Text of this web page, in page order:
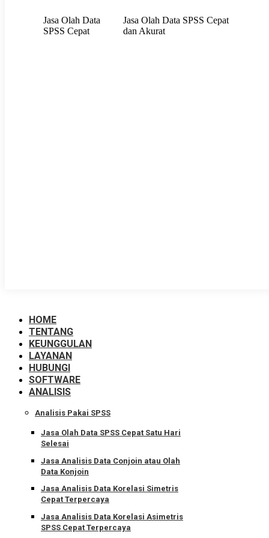
Jasa Olah Data
SPSS Cepat
Jasa Olah Data SPSS Cepat
dan Akurat
HOME
TENTANG
KEUNGGULAN
LAYANAN
HUBUNGI
SOFTWARE
ANALISIS
Analisis Pakai SPSS
Jasa Olah Data SPSS Cepat Satu Hari
Selesai
Jasa Analisis Data Conjoin atau Olah
Data Konjoin
Jasa Analisis Data Korelasi Simetris
Cepat Terpercaya
Jasa Analisis Data Korelasi Asimetris
SPSS Cepat Terpercaya